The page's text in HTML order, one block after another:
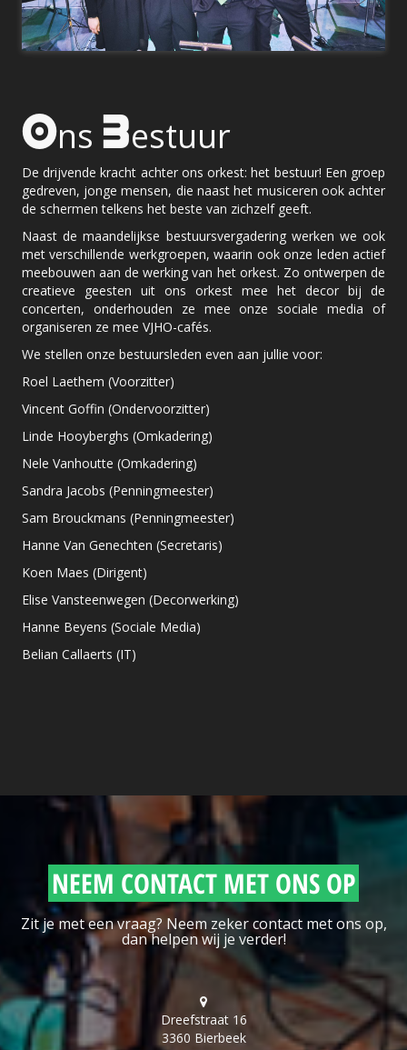
Ons Bestuur
De drijvende kracht achter ons orkest: het bestuur! Een groep
gedreven, jonge mensen, die naast het musiceren ook achter
de schermen telkens het beste van zichzelf geeft.
Naast de maandelijkse bestuursvergadering werken we ook
met verschillende werkgroepen, waarin ook onze leden actief
meebouwen aan de werking van het orkest. Zo ontwerpen de
creatieve geesten uit ons orkest mee het decor bij de
concerten, onderhouden ze mee onze sociale media of
organiseren ze mee VJHO-cafés.
We stellen onze bestuursleden even aan jullie voor:
Roel Laethem (Voorzitter)
Vincent Goffin (Ondervoorzitter)
Linde Hooyberghs (Omkadering)
Nele Vanhoutte (Omkadering)
Sandra Jacobs (Penningmeester)
Sam Brouckmans (Penningmeester)
Hanne Van Genechten (Secretaris)
Koen Maes (Dirigent)
Elise Vansteenwegen (Decorwerking)
Hanne Beyens (Sociale Media)
Belian Callaerts (IT)
NEEM CONTACT MET ONS OP
Zit je met een vraag? Neem zeker contact met ons op,
dan helpen wij je verder!
Dreefstraat 16
3360 Bierbeek